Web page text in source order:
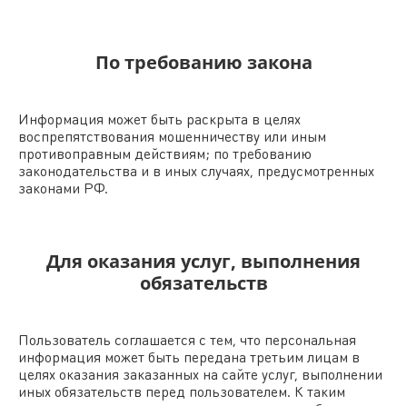
По требованию закона
Информация может быть раскрыта в целях
воспрепятствования мошенничеству или иным
противоправным действиям; по требованию
законодательства и в иных случаях, предусмотренных
законами РФ.
Для оказания услуг, выполнения
обязательств
Пользователь соглашается с тем, что персональная
информация может быть передана третьим лицам в
целях оказания заказанных на сайте услуг, выполнении
иных обязательств перед пользователем. К таким